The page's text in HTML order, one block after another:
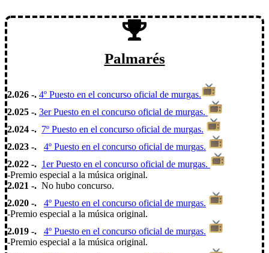
Palmarés
2.026 -. 4º Puesto en el concurso oficial de murgas.
2.025 -. 3er Puesto en el concurso oficial de murgas.
2.024 -. 7º Puesto en el concurso oficial de murgas.
2.023 -.
4º Puesto en el concurso oficial de murgas.
2.022 -. 1er Puesto en el concurso oficial de murgas.
-Premio especial a la música original.
2.021 -. No hubo concurso.
2.020 -.
4º Puesto en el concurso oficial de murgas.
-Premio especial a la música original.
2.019 -.
4º Puesto en el concurso oficial de murgas.
-Premio especial a la música original.